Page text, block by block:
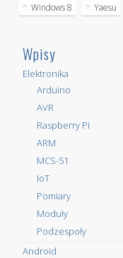
Windows 8
Yaesu
Wpisy
Elektronika
Arduino
AVR
Raspberry Pi
ARM
MCS-51
IoT
Pomiary
Moduły
Podzespoły
Android